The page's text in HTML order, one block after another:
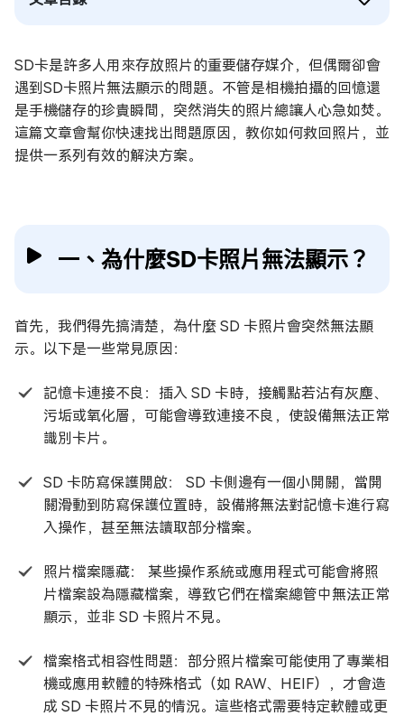
SD卡是許多人用來存放照片的重要儲存媒介，但偶爾卻會
遇到SD卡照片無法顯示的問題。不管是相機拍攝的回憶還
是手機儲存的珍貴瞬間，突然消失的照片總讓人心急如焚。
這篇文章會幫你快速找出問題原因，教你如何救回照片，並
提供一系列有效的解決方案。
一、為什麼SD卡照片無法顯示？
首先，我們得先搞清楚，為什麼 SD 卡照片會突然無法顯
示。以下是一些常見原因：
記憶卡連接不良：插入 SD 卡時，接觸點若沾有灰塵、
污垢或氧化層，可能會導致連接不良，使設備無法正常
識別卡片。
SD 卡防寫保護開啟： SD 卡側邊有一個小開關，當開
關滑動到防寫保護位置時，設備將無法對記憶卡進行寫
入操作，甚至無法讀取部分檔案。
照片檔案隱藏： 某些操作系統或應用程式可能會將照
片檔案設為隱藏檔案，導致它們在檔案總管中無法正常
顯示，並非 SD 卡照片不見。
檔案格式相容性問題：部分照片檔案可能使用了專業相
機或應用軟體的特殊格式（如 RAW、HEIF），才會造
成 SD 卡照片不見的情況。這些格式需要特定軟體或更